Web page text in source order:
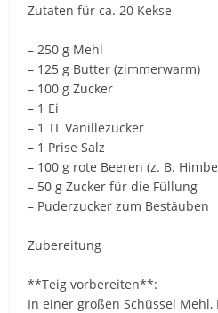
Zutaten für ca. 20 Kekse
– 250 g Mehl
– 125 g Butter (zimmerwarm)
– 100 g Zucker
– 1 Ei
– 1 TL Vanillezucker
– 1 Prise Salz
– 100 g rote Beeren (z. B.
– 50 g Zucker für die Füllung
– Puderzucker zum Bestäuben
Zubereitung
**Teig vorbereiten**:
In einer großen Schüssel Mehl,